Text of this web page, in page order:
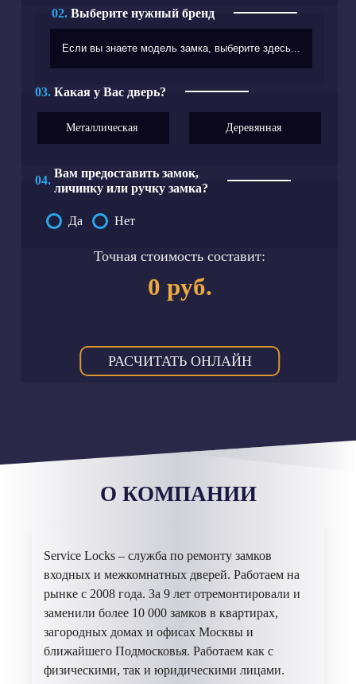
02. Выберите нужный бренд
03. Какая у Вас дверь?
Металлическая Деревянная
04.
Вам предоставить замок,
личинку или ручку замка?
Да Нет
Точная стоимость составит:
0 руб.
РАСЧИТАТЬ ОНЛАЙН
О КОМПАНИИ
Service Locks – служба по ремонту замков
входных и межкомнатных дверей. Работаем на
рынке с 2008 года. За 9 лет отремонтировали и
заменили более 10 000 замков в квартирах,
загородных домах и офисах Москвы и
ближайшего Подмосковья. Работаем как с
физическими, так и юридическими лицами.